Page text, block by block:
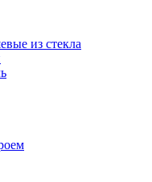
из стекла